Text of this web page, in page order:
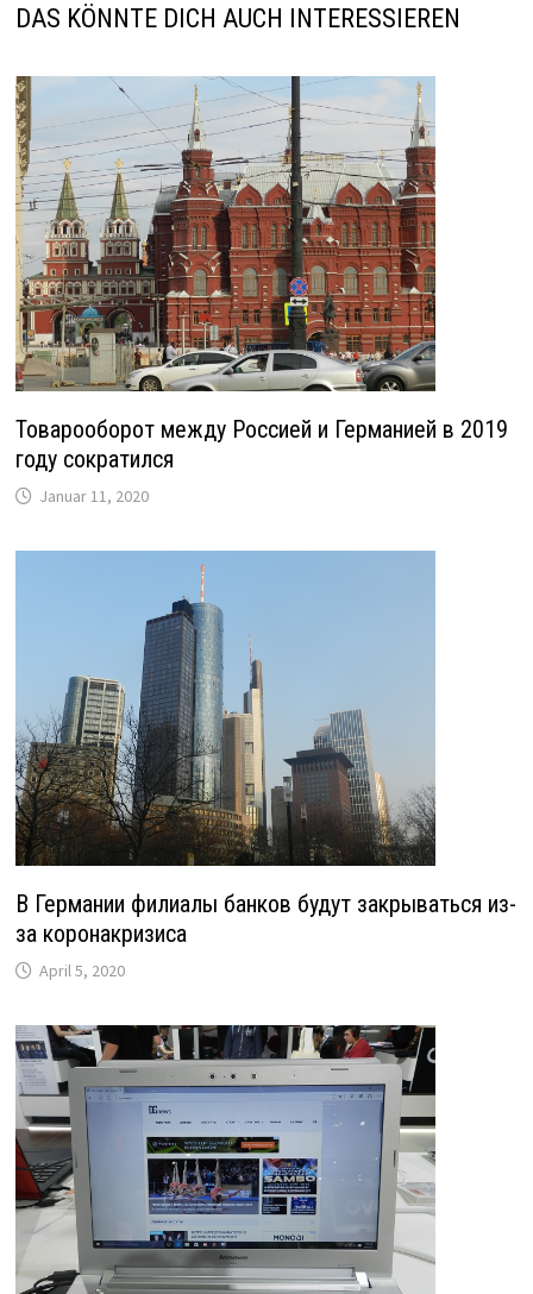
DAS KÖNNTE DICH AUCH INTERESSIEREN
Товарооборот между Россией и Германией в 2019
году сократился
Januar 11, 2020
В Германии филиалы банков будут закрываться из-
за коронакризиса
April 5, 2020